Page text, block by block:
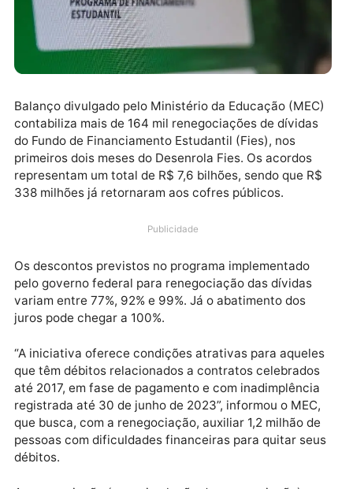
Balanço divulgado pelo Ministério da Educação
contabiliza mais de 164 mil renegociações de dívidas
primeiros dois meses do Desenrola Fies. Os acordos
338 milhões já retornaram aos cofres públicos.
Publicidade
Os descontos previstos no programa implementado
pelo governo federal para renegociação das dívidas
variam entre 77%, 92% e 99%. Já o abatimento dos
juros pode chegar a 100%.
“A iniciativa oferece condições atrativas para
que têm débitos relacionados a contratos